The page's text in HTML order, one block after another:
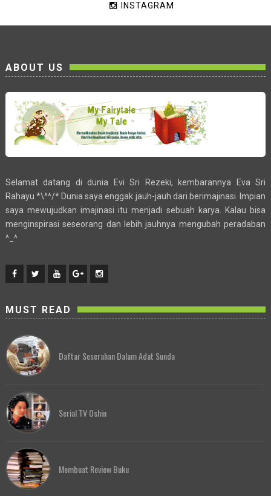
INSTAGRAM
ABOUT US
Selamat datang di dunia Evi Sri Rezeki, kembarannya Eva Sri
Rahayu *\^^/* Dunia saya enggak jauh-jauh dari berimajinasi. Impian
saya mewujudkan imajinasi itu menjadi sebuah karya. Kalau bisa
menginspirasi seseorang dan lebih jauhnya mengubah peradaban
^_^
MUST READ
Daftar Seserahan Dalam Adat Sunda
Serial TV Oshin
Membuat Review Buku